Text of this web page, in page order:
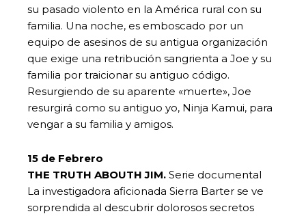
su pasado violento en la América rural con su
familia. Una noche, es emboscado por un
equipo de asesinos de su antigua organización
que exige una retribución sangrienta a Joe y su
familia por traicionar su antiguo código.
Resurgiendo de su aparente «muerte», Joe
resurgirá como su antiguo yo, Ninja Kamui, para
vengar a su familia y amigos.
15 de Febrero
THE TRUTH ABOUTH JIM. Serie documental
La investigadora aficionada Sierra Barter se ve
sorprendida al descubrir dolorosos secretos